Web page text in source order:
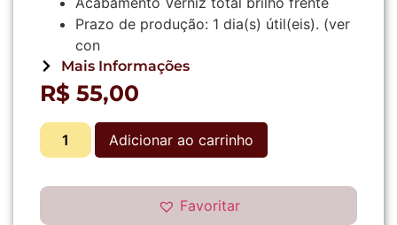
Prazo de produção: 1 dia(s) útil(eis). (ver
con
Mais Informações
R$ 55,00
Adicionar ao carrinho
Favoritar